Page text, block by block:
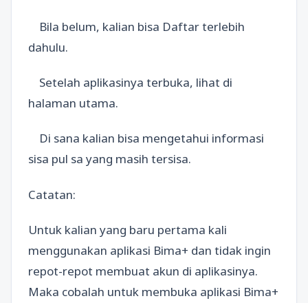
Bila belum, kalian bisa Daftar terlebih
dahulu.
Setelah aplikasinya terbuka, lihat di
halaman utama.
Di sana kalian bisa mengetahui informasi
sisa pul sa yang masih tersisa.
Catatan:
Untuk kalian yang baru pertama kali
menggunakan aplikasi Bima+ dan tidak ingin
repot-repot membuat akun di aplikasinya.
Maka cobalah untuk membuka aplikasi Bima+